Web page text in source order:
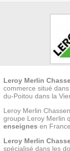
Leroy Merlin
commerce situé
du-Poitou dans la
Leroy Merlin
groupe Leroy Merlin
enseignes en France.
Leroy Merlin
spécialisé dans les